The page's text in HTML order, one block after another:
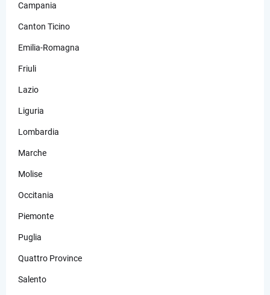
Campania
Canton Ticino
Emilia-Romagna
Friuli
Lazio
Liguria
Lombardia
Marche
Molise
Occitania
Piemonte
Puglia
Quattro Province
Salento